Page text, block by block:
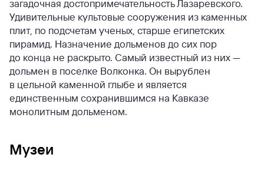
загадочная достопримечательность Лазаревского.
Удивительные культовые сооружения из каменных
плит, по подсчетам ученых, старше египетских
пирамид. Назначение дольменов до сих пор
до конца не раскрыто. Самый известный из них —
дольмен в поселке Волконка. Он вырублен
в цельной каменной глыбе и является
единственным сохранившимся на Кавказе
монолитным дольменом.
Музеи